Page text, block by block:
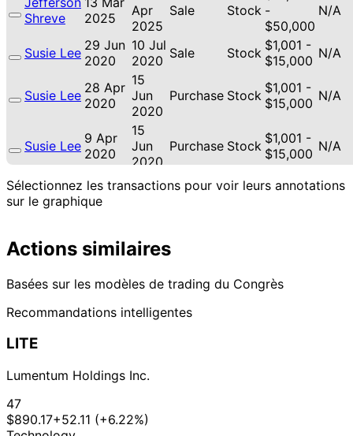
Shreve
2025
Apr
2025
Sale Stock -
$50,000
N/A
Susie Lee 29 Jun
2020
10 Jul
2020 Sale Stock $1,001 -
$15,000 N/A
Susie Lee 28 Apr
2020
15
Jun
2020
Purchase Stock $1,001 -
$15,000 N/A
Susie Lee 9 Apr
2020
15
Jun
2020
Purchase Stock $1,001 -
$15,000 N/A
Susie Lee 8 Apr
2020
15
Jun
Purchase Stock
$1,001 -
N/A
Sélectionnez les transactions pour voir leurs annotations
sur le graphique
Actions similaires
Basées sur les modèles de trading du Congrès
Recommandations intelligentes
LITE
Lumentum Holdings Inc.
47
$890.17+52.11 (+6.22%)